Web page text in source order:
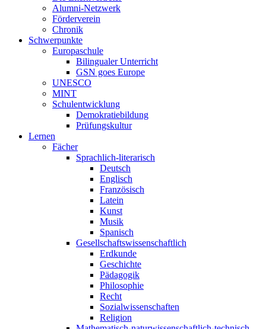
Alumni-Netzwerk
Förderverein
Chronik
Schwerpunkte
Europaschule
Bilingualer Unterricht
GSN goes Europe
UNESCO
MINT
Schulentwicklung
Demokratiebildung
Prüfungskultur
Lernen
Fächer
Sprachlich-literarisch
Deutsch
Englisch
Französisch
Latein
Kunst
Musik
Spanisch
Gesellschaftswissenschaftlich
Erdkunde
Geschichte
Pädagogik
Philosophie
Recht
Sozialwissenschaften
Religion